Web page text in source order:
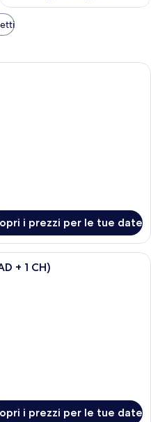
Camera d'albergo con una testiera
i prezzi per le tue date
Camera d'albergo con una testiera
+ 1 CH)
i prezzi per le tue date